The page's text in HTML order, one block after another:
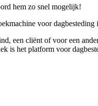
hem zo snel mogelijk!
voor
een cliënt of voor een
is het platform voor